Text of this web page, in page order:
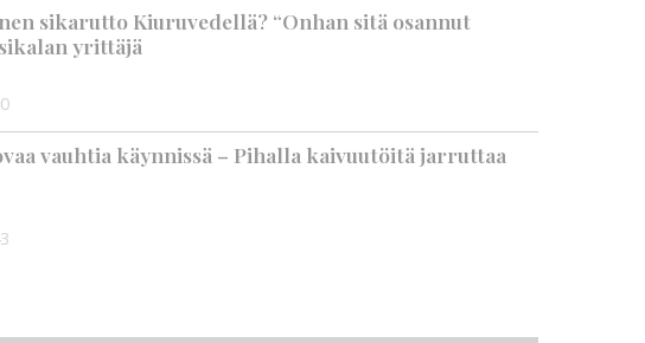
sikarutto Kiuruvedellä? “Onhan sitä osannut
yrittäjä
vauhtia käynnissä – Pihalla kaivuutöitä jarruttaa